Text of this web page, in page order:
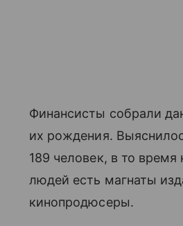
Финансисты собрали
их рождения.
189 человек, в то время
людей есть магнаты
кинопродюсеры.